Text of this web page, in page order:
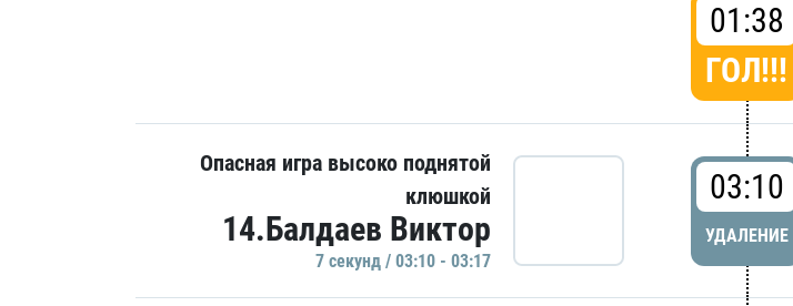
01:38
ГОЛ!!!
Опасная игра высоко поднятой
клюшкой
14.Балдаев Виктор
7 секунд / 03:10 - 03:17
03:10
УДАЛЕНИЕ